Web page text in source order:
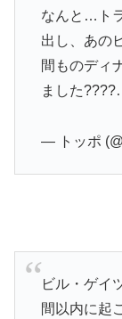
なんと…ト
出し、あの
間ものディ
ました
— トッポ
ビル・ゲイ
間以内に起